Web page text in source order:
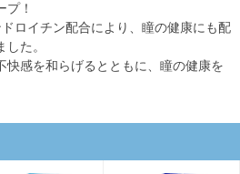
プ！
ロイチン配合により、瞳の健康にも配
た。
快感を和らげるとともに、瞳の健康を